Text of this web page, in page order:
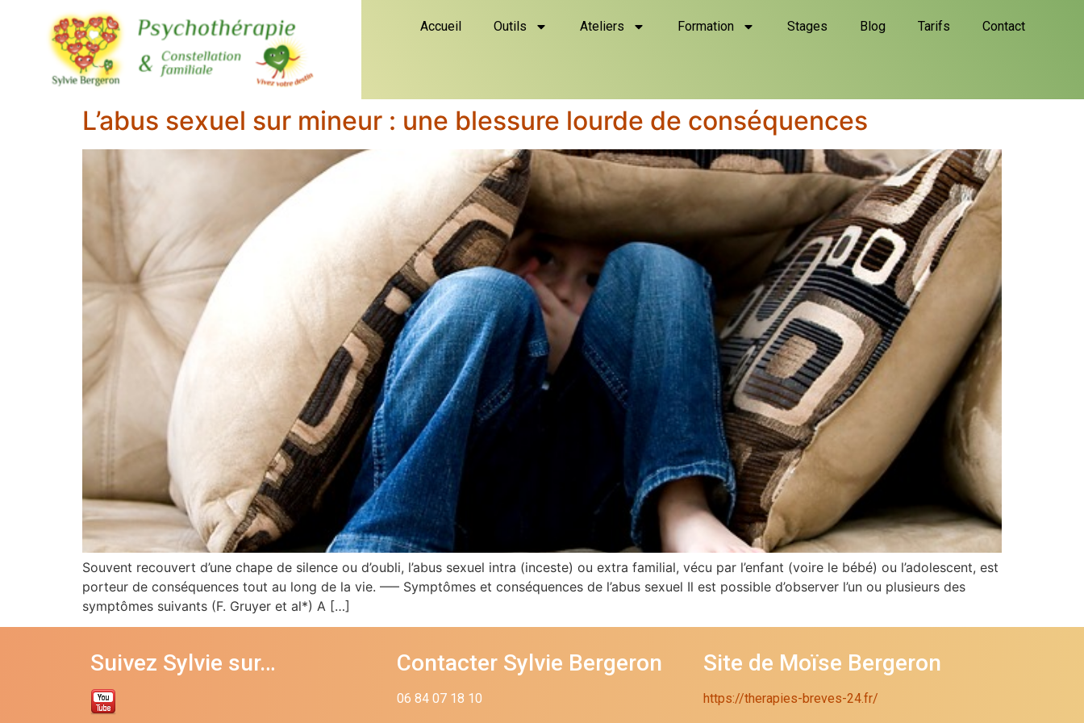
Accueil Outils Ateliers Formation Stages Blog Tarifs Contact
L’abus sexuel sur mineur : une blessure lourde de conséquences
Souvent recouvert d’une chape de silence ou d’oubli, l’abus sexuel intra (inceste) ou extra familial, vécu par l’enfant (voire le bébé) ou l’adolescent, est
porteur de conséquences tout au long de la vie. —– Symptômes et conséquences de l’abus sexuel Il est possible d’observer l’un ou plusieurs des
symptômes suivants (F. Gruyer et al*) A […]
Suivez Sylvie sur… Contacter Sylvie Bergeron
06 84 07 18 10
Site de Moïse Bergeron
https://therapies-breves-24.fr/